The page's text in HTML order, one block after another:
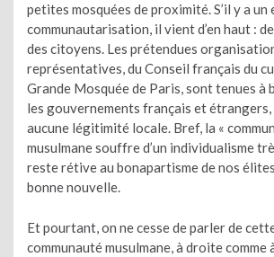
petites mosquées de proximité. S’il y a
communautarisation, il vient d’en haut :
des citoyens. Les prétendues
représentatives, du Conseil français du
Grande Mosquée de Paris, sont tenues à
les gouvernements français et étrangers,
aucune légitimité locale. Bref, la «
musulmane souffre d’un individualisme
reste rétive au bonapartisme de nos
bonne nouvelle.
Et pourtant, on ne cesse de parler de
communauté musulmane, à droite comme